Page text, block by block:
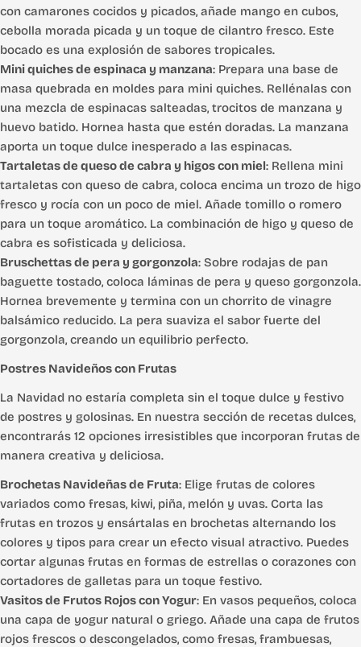
con camarones cocidos y picados, añade mango en cubos,
cebolla morada picada y un toque de cilantro fresco. Este
bocado es una explosión de sabores tropicales.
Mini quiches de espinaca y manzana: Prepara una base de
masa quebrada en moldes para mini quiches. Rellénalas con
una mezcla de espinacas salteadas, trocitos de manzana y
huevo batido. Hornea hasta que estén doradas. La manzana
aporta un toque dulce inesperado a las espinacas.
Tartaletas de queso de cabra y higos con miel: Rellena mini
tartaletas con queso de cabra, coloca encima un trozo de higo
fresco y rocía con un poco de miel. Añade tomillo o romero
para un toque aromático. La combinación de higo y queso de
cabra es sofisticada y deliciosa.
Bruschettas de pera y gorgonzola: Sobre rodajas de pan
baguette tostado, coloca láminas de pera y queso gorgonzola.
Hornea brevemente y termina con un chorrito de vinagre
balsámico reducido. La pera suaviza el sabor fuerte del
gorgonzola, creando un equilibrio perfecto.
Postres Navideños con Frutas
La Navidad no estaría completa sin el toque dulce y festivo
de postres y golosinas. En nuestra sección de recetas dulces,
encontrarás 12 opciones irresistibles que incorporan frutas de
manera creativa y deliciosa.
Brochetas Navideñas de Fruta: Elige frutas de colores
variados como fresas, kiwi, piña, melón y uvas. Corta las
frutas en trozos y ensártalas en brochetas alternando los
colores y tipos para crear un efecto visual atractivo. Puedes
cortar algunas frutas en formas de estrellas o corazones con
cortadores de galletas para un toque festivo.
Vasitos de Frutos Rojos con Yogur: En vasos pequeños, coloca
una capa de yogur natural o griego. Añade una capa de frutos
rojos frescos o descongelados, como fresas, frambuesas,